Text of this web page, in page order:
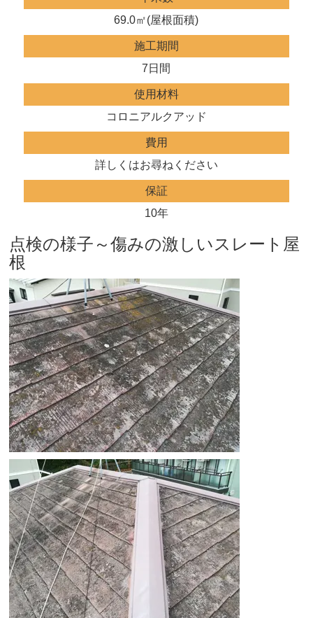
69.0㎡(屋根面積)
施工期間
7日間
使用材料
コロニアルクアッド
費用
詳しくはお尋ねください
保証
10年
点検の様子～傷みの激しいスレート屋
根